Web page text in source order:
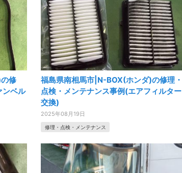
修
ンベル
福島県南相馬市|N-BOX(ホンダ)の修理・
点検・メンテナンス事例(エアフィルター
交換)
2025年08月19日
修理・点検・メンテナンス